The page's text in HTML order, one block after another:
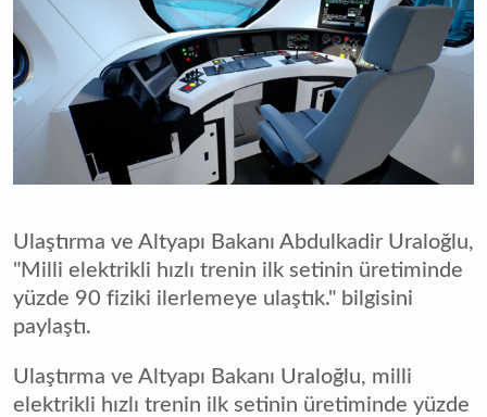
Ulaştırma ve Altyapı Bakanı Abdulkadir Uraloğlu,
"Milli elektrikli hızlı trenin ilk setinin üretiminde
yüzde 90 fiziki ilerlemeye ulaştık." bilgisini
paylaştı.
Ulaştırma ve Altyapı Bakanı Uraloğlu, milli
elektrikli hızlı trenin ilk setinin üretiminde yüzde